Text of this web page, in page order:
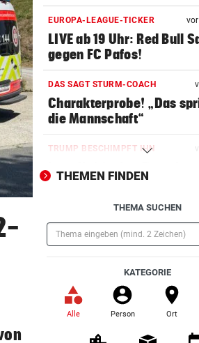
EUROPA-LEAGUE-TICKER
LIVE ab 19 Uhr: Red Bull
gegen FC Pafos!
DAS SAGT STURM-COACH
Charakterprobe! „Das
die Mannschaft“
TRUMP BESCHIMPFT IHN
Israelkritischer Demokrat
triumphiert bei Vorwahl
WIEDERHOLUNGSTÄTER
Nach Eklat: Sperre gegen
Eto‘o aufgehoben
REGEN IM ANMARSCH
Wie sich das Wetter nach
Rekord-Hitze umstellt
CHAMPIONS-LEAGUE-QUALI
THEMEN FINDEN
THEMA SUCHEN
KATEGORIE
Alle Person Ort